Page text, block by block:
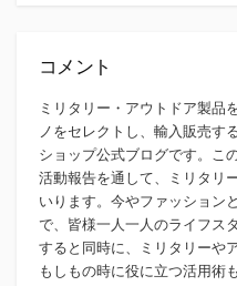
コメント
ミリタリー・アウトドア製品
ノをセレクトし、輸入販売す
ショップ公式ブログです。こ
活動報告を通して、ミリタリ
いります。今やファッション
で、皆様一人一人のライフス
すると同時に、ミリタリーや
もしもの時に役に立つ活用術